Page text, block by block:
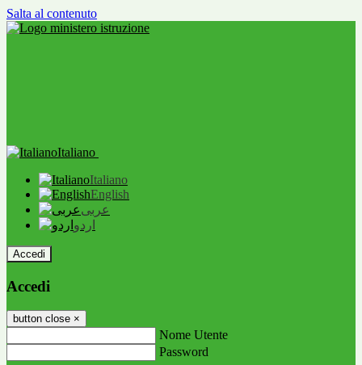
Salta al contenuto
Italiano
Italiano
English
عربى
اردو
Accedi
Accedi
button close ×
Nome Utente
Password